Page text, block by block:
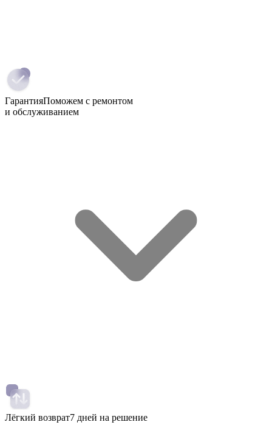
ГарантияПоможем с ремонтом
и обслуживанием
Лёгкий возврат7 дней на решение